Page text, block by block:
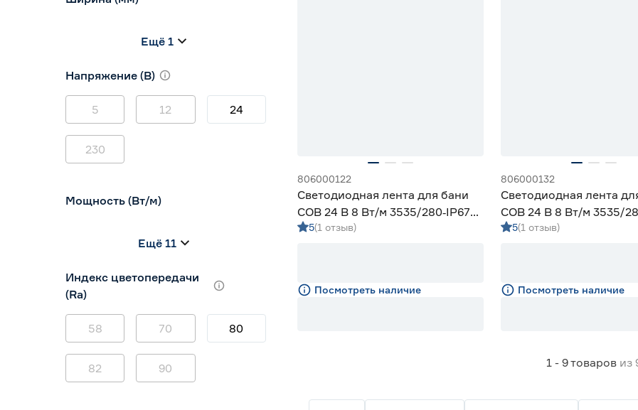
10 12
Ещё 1
Напряжение (В)
5 12 24
230
Мощность (Вт/м)
5 7
Ещё 11
Индекс цветопередачи
(Ra)
58 70 80
82 90
806000122
Светодиодная лента для бани
COB 24 В 8 Вт/м 3535/280‑IP67
10 мм дневной 3 м Geniled
5(1 отзыв)
Посмотреть наличие
806000132
Светодиодная лента
COB 24 В 8 Вт/м 3535/
10 мм дневной 5 м
5(1 отзыв)
Посмотреть наличие
1 - 9товаров из